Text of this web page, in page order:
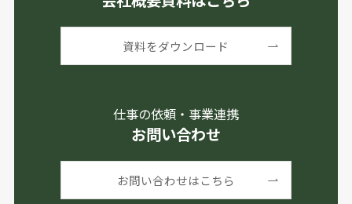
資料をダウンロード
仕事の依頼・事業連携
お問い合わせ
お問い合わせはこちら